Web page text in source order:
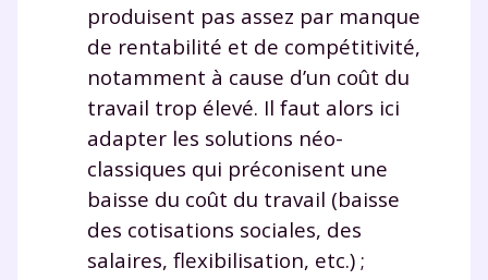
produisent pas assez par manque
de rentabilité et de compétitivité,
notamment à cause d’un coût du
travail trop élevé. Il faut alors ici
adapter les solutions néo-
classiques qui préconisent une
baisse du coût du travail (baisse
des cotisations sociales, des
salaires, flexibilisation, etc.) ;